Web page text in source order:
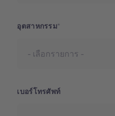
อุตสาหกรรม
เบอร์โทรศัพท์